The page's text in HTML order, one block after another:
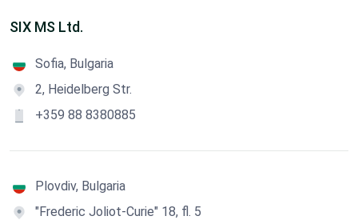
SIX MS Ltd.
Sofia, Bulgaria
2, Heidelberg Str.
+359 88 8380885
Plovdiv, Bulgaria
"Frederic Joliot-Curie" 18, fl. 5